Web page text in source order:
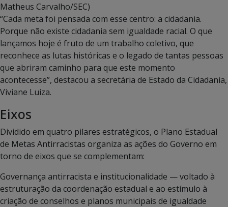
Matheus Carvalho/SEC)
“Cada meta foi pensada com esse centro: a cidadania.
Porque não existe cidadania sem igualdade racial. O que
lançamos hoje é fruto de um trabalho coletivo, que
reconhece as lutas históricas e o legado de tantas pessoas
que abriram caminho para que este momento
acontecesse”, destacou a secretária de Estado da Cidadania,
Viviane Luiza.
Eixos
Dividido em quatro pilares estratégicos, o Plano Estadual
de Metas Antirracistas organiza as ações do Governo em
torno de eixos que se complementam:
Governança antirracista e institucionalidade — voltado à
estruturação da coordenação estadual e ao estímulo à
criação de conselhos e planos municipais de igualdade